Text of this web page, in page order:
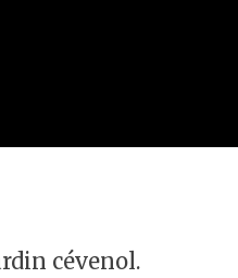
cévenol.